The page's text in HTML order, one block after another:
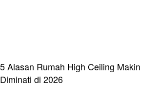
5 Alasan Rumah High Ceiling Makin
Diminati di 2026